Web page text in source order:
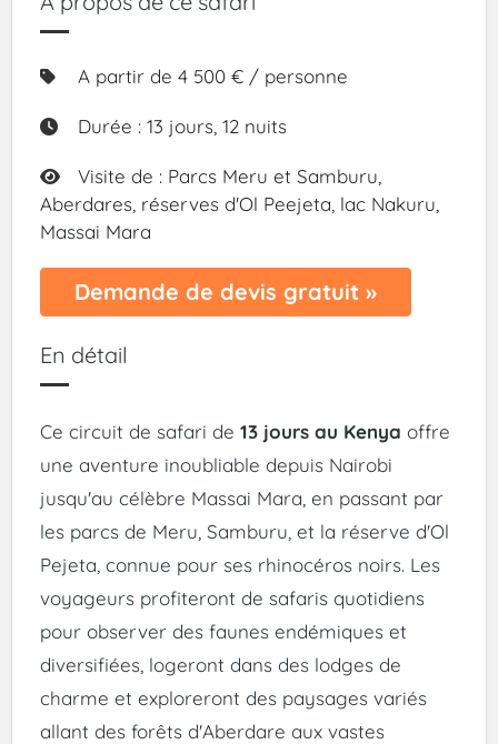
A partir de 4 500 € / personne
Durée : 13 jours, 12 nuits
Visite de : Parcs Meru et Samburu,
Aberdares, réserves d'Ol Peejeta, lac Nakuru,
Massai Mara
Demande de devis gratuit »
En détail
Ce circuit de safari de 13 jours au Kenya offre
une aventure inoubliable depuis Nairobi
jusqu'au célèbre Massai Mara, en passant par
les parcs de Meru, Samburu, et la réserve d'Ol
Pejeta, connue pour ses rhinocéros noirs. Les
voyageurs profiteront de safaris quotidiens
pour observer des faunes endémiques et
diversifiées, logeront dans des lodges de
charme et exploreront des paysages variés
allant des forêts d'Aberdare aux vastes